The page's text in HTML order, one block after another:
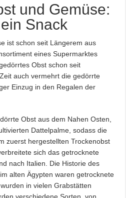
und Gemüse:
Snack
ist schon seit Längerem aus
eines Supermarktes
Obst schon seit
auch vermehrt die gedörrte
Einzug in den Regalen der
Obst aus dem Nahen Osten,
Dattelpalme, sodass die
zuerst hergestellten Trockenobst
sich das getrocknete
nach Italien. Die Historie des
alten Ägypten waren getrocknete
in vielen Grabstätten
verschiedene Sorten, von